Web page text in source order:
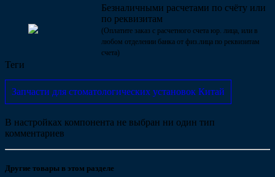
Безналичными расчетами по счёту или
по реквизитам
(Оплатите заказ с расчетного счета юр. лица, или в
любом отделении банка от физ.лица по реквизитам
счета)
Теги
Запчасти для стоматологических установок Китай
В настройках компонента не выбран ни один тип
комментариев
Другие товары в этом разделе